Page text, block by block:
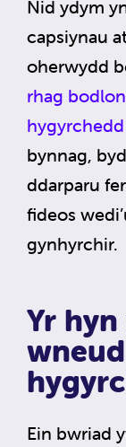
Nid ydym
capsiynau
oherwydd
rhag
hygyrchedd
bynnag,
ddarparu
fideos
gynhyrchir.
Yr
Ein bwriad